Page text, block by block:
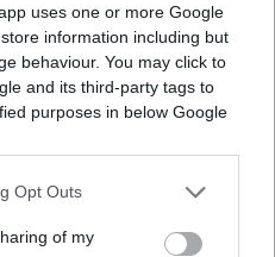
uses one or more Google
information including but
behaviour. You may click to
and its third-party tags to
purposes in below Google
Opt Outs
of my
l’ex moglie di
provenivano dai
del padre
dal narcotrafficante
Man, in prigione
a gruppi paramilitari.
parte dei loro soldi per